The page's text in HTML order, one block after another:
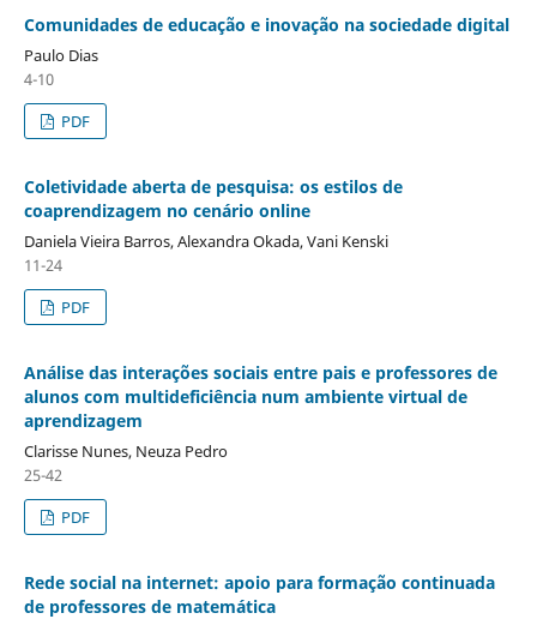
Comunidades de educação e inovação na sociedade digital
Paulo Dias
4-10
PDF
Coletividade aberta de pesquisa: os estilos de
coaprendizagem no cenário online
Daniela Vieira Barros, Alexandra Okada, Vani Kenski
11-24
PDF
Análise das interações sociais entre pais e professores de
alunos com multideficiência num ambiente virtual de
aprendizagem
Clarisse Nunes, Neuza Pedro
25-42
PDF
Rede social na internet: apoio para formação continuada
de professores de matemática